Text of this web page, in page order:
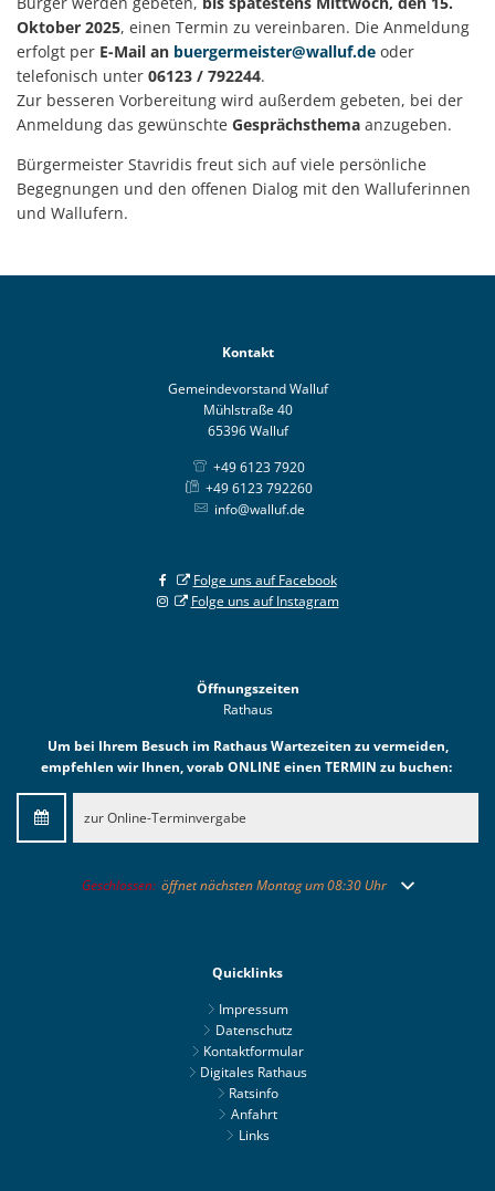
Oktober 2025, einen Termin zu vereinbaren. Die Anmeldung
erfolgt per E-Mail an buergermeister@walluf.de oder
telefonisch unter 06123 / 792244.
Zur besseren Vorbereitung wird außerdem gebeten, bei der
Anmeldung das gewünschte Gesprächsthema anzugeben.
Bürgermeister Stavridis freut sich auf viele persönliche
Begegnungen und den offenen Dialog mit den Walluferinnen
und Wallufern.
Kontakt
Gemeindevorstand Walluf
Mühlstraße 40
65396 Walluf
+49 6123 7920
+49 6123 792260
info@walluf.de
Folge uns auf Facebook
Folge uns auf Instagram
Öffnungszeiten
Rathaus
Um bei Ihrem Besuch im Rathaus Wartezeiten zu vermeiden,
empfehlen wir Ihnen, vorab ONLINE einen TERMIN zu buchen:
zur Online-Terminvergabe
Klicken, um weitere Öffnungs- oder Schließzeiten auszublenden
Geschlossen: öffnet nächsten Montag um 08:30 Uhr
Quicklinks
Impressum
Datenschutz
Kontaktformular
Digitales Rathaus
Ratsinfo
Anfahrt
Links